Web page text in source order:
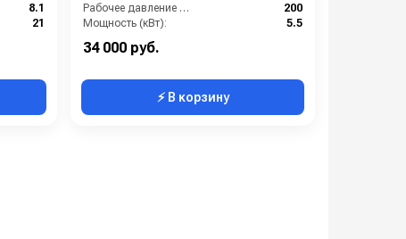
8.1
21
Рабочее давление (бар):
200
Мощность (кВт):
5.5
34 000 руб.
⚡ В корзину